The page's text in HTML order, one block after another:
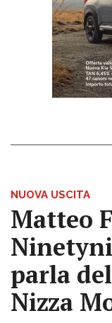
NUOVA USCITA
Matteo
parla
Nizza